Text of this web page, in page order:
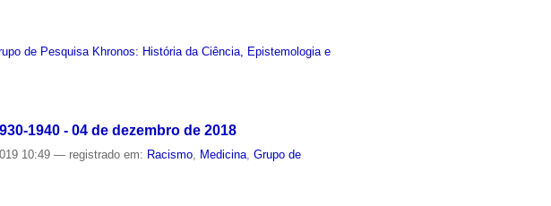
de Pesquisa Khronos: História da Ciência, Epistemologia e
1940 - 04 de dezembro de 2018
10:49— registrado em: Racismo, Medicina,Grupo de